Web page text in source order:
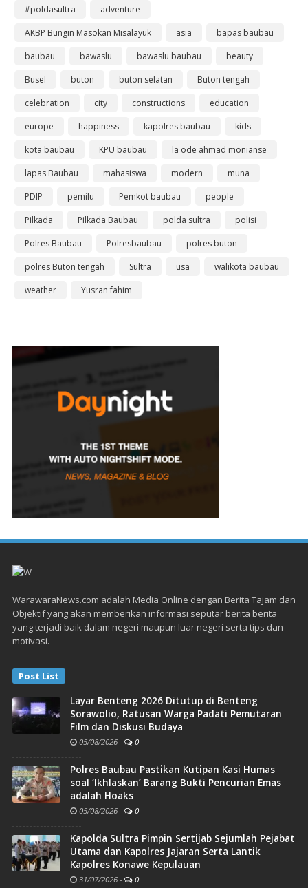
#poldasultra
adventure
AKBP Bungin Masokan Misalayuk
asia
bapas baubau
baubau
bawaslu bawaslu baubau
beauty
Busel
buton buton selatan
Buton tengah
celebration
city constructions
education
europe
happiness kapolres baubau
kids
kota baubau
KPU baubau
la ode ahmad monianse
lapas Baubau
mahasiswa modern
muna
PDIP
pemilu Pemkot baubau
people
Pilkada
Pilkada Baubau polda sultra
polisi
Polres Baubau
Polresbaubau
polres buton
polres Buton tengah
Sultra usa
walikota baubau
weather
Yusran fahim
WarawaraNews.com adalah Media Online dengan Berita Tajam dan
Objektif yang akan memberikan informasi seputar berita berita
yang terjadi baik dalam negeri maupun luar negeri serta tips dan
motivasi.
Post List
Layar Benteng 2026 Ditutup di Benteng
Sorawolio, Ratusan Warga Padati Pemutaran
Film dan Diskusi Budaya
05/08/2026 - 0
Polres Baubau Pastikan Kutipan Kasi Humas
soal ‘Ikhlaskan’ Barang Bukti Pencurian Emas
adalah Hoaks
05/08/2026 - 0
Kapolda Sultra Pimpin Sertijab Sejumlah Pejabat
Utama dan Kapolres Jajaran Serta Lantik
Kapolres Konawe Kepulauan
31/07/2026 - 0